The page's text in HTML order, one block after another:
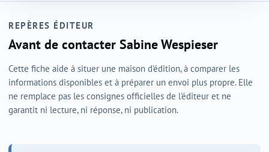
REPÈRES ÉDITEUR
Avant de contacter Sabine Wespieser
Cette fiche aide à situer une maison d'édition, à comparer les
informations disponibles et à préparer un envoi plus propre. Elle
ne remplace pas les consignes officielles de l'éditeur et ne
garantit ni lecture, ni réponse, ni publication.